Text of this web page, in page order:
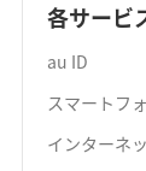
各サービ
au ID
スマートフ
インターネ